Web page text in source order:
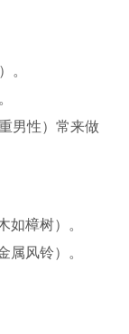
。
男性）常来做
如樟树）。
属风铃）。